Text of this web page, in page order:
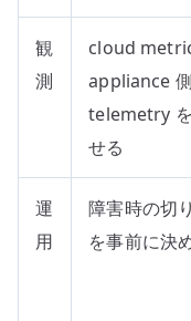
観
測
cloud
appliance 側
telemetry
せる
運
用
障害時の切
を事前に決